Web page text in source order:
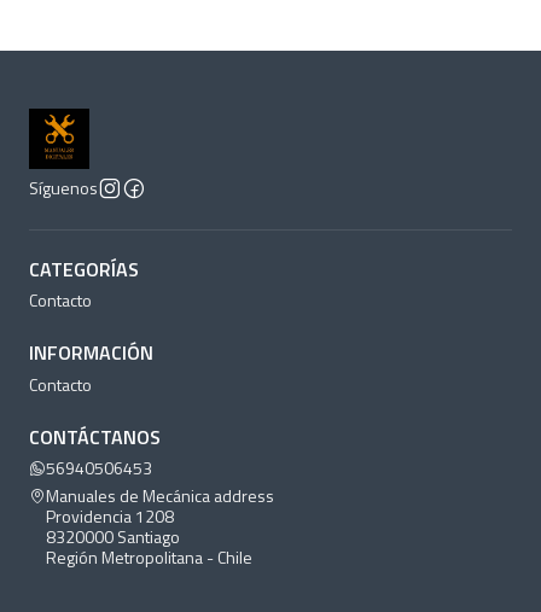
Síguenos
CATEGORÍAS
Contacto
INFORMACIÓN
Contacto
CONTÁCTANOS
56940506453
Manuales de Mecánica address
Providencia 1208
8320000 Santiago
Región Metropolitana - Chile